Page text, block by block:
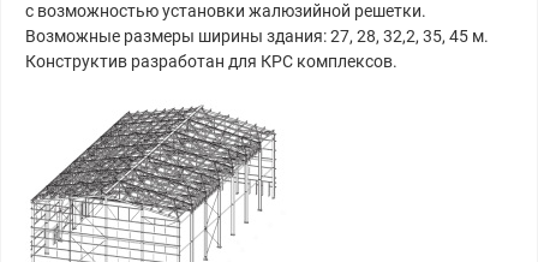
с возможностью установки жалюзийной решетки.
Возможные размеры ширины здания: 27, 28, 32,2, 35, 45 м.
Конструктив разработан для КРС комплексов.